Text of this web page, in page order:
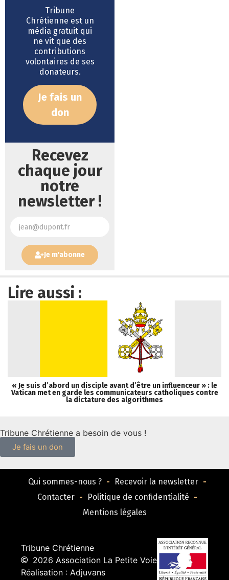
Tribune
Chrétienne est un
média gratuit qui
ne vit que des
contributions
volontaires de ses
donateurs.
Je fais un
don
Recevez
chaque jour
notre
newsletter !
Je m'abonne
Lire aussi :
« Je suis d’abord un disciple avant d’être un influenceur » : le
Vatican met en garde les communicateurs catholiques contre
la dictature des algorithmes
Tribune Chrétienne a besoin de vous !
Je fais un don
Qui sommes-nous ?
Recevoir la newsletter
Contacter
Politique de confidentialité
Mentions légales
Tribune Chrétienne
2026 Association La Petite Voie
Réalisation : Adjuvans